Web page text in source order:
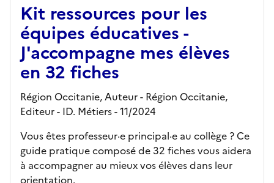
Kit ressources pour les
équipes éducatives -
J'accompagne mes élèves
en 32 fiches
Région Occitanie, Auteur - Région Occitanie,
Editeur- ID. Métiers- 11/2024
Vous êtes professeur·e principal·e au collège ? Ce
guide pratique composé de 32 fiches vous aidera
à accompagner au mieux vos élèves dans leur
orientation.